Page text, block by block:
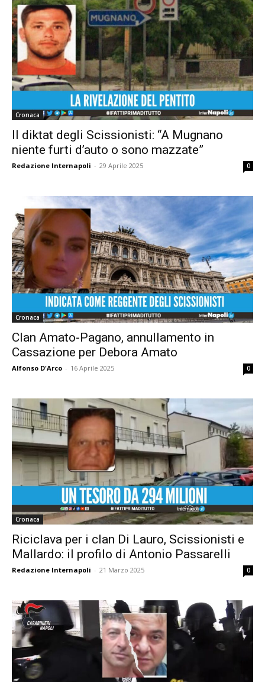
Cronaca
Il diktat degli Scissionisti: “A Mugnano
niente furti d’auto o sono mazzate”
Redazione Internapoli - 29 Aprile 2025 0
Cronaca
Clan Amato-Pagano, annullamento in
Cassazione per Debora Amato
Alfonso D'Arco - 16 Aprile 2025 0
Cronaca
Riciclava per i clan Di Lauro, Scissionisti e
Mallardo: il profilo di Antonio Passarelli
Redazione Internapoli - 21 Marzo 2025 0